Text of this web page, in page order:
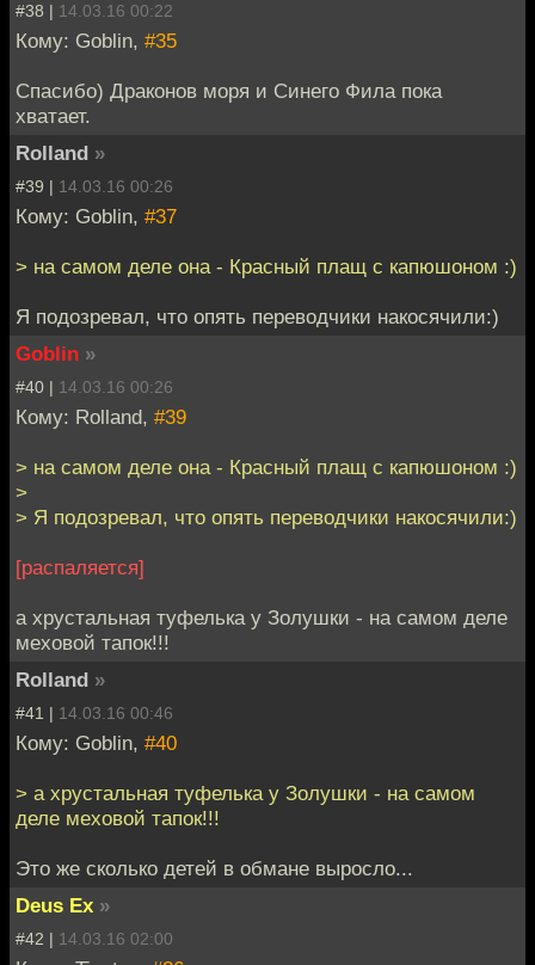
#38 | 14.03.16 00:22
Кому: Goblin, #35
Спасибо) Драконов моря и Синего Фила пока
хватает.
Rolland »
#39 | 14.03.16 00:26
Кому: Goblin, #37
> на самом деле она - Красный плащ с капюшоном :)
Я подозревал, что опять переводчики накосячили:)
Goblin »
#40 | 14.03.16 00:26
Кому: Rolland, #39
> на самом деле она - Красный плащ с капюшоном :)
>
> Я подозревал, что опять переводчики накосячили:)
[распаляется]
а хрустальная туфелька у Золушки - на самом деле
меховой тапок!!!
Rolland »
#41 | 14.03.16 00:46
Кому: Goblin, #40
> а хрустальная туфелька у Золушки - на самом
деле меховой тапок!!!
Это же сколько детей в обмане выросло...
Deus Ex »
#42 | 14.03.16 02:00